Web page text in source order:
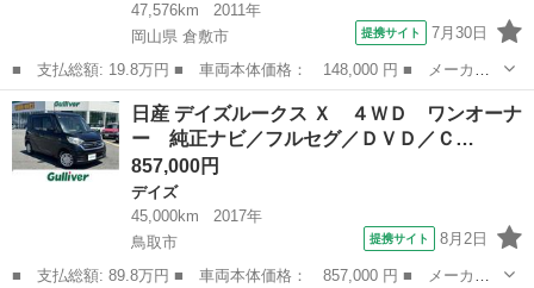
47,576km
2011年
岡山県 倉敷市
提携サイト 7月30日
■ 支払総額: 19.8万円 ■ 車両本体価格： 148,000 円 ■ メーカー
名： 日産 ■ 車種名： モコ ■ グレード名： Ｓ 純正オーディ
オ キーレス ベンチシート フルフラット 衝突安全ボディ 盗難
防止システム...
岡山 倉敷市 モコ
日産 デイズルークス Ｘ ４ＷＤ ワンオーナ
ー 純正ナビ／フルセグ／ＤＶＤ／Ｃ…
857,000円
デイズ
45,000km
2017年
鳥取市
提携サイト 8月2日
■ 支払総額: 89.8万円 ■ 車両本体価格： 857,000 円 ■ メーカー